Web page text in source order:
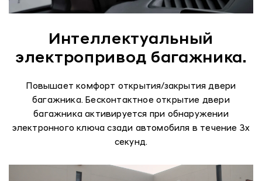
Интеллектуальный
электропривод багажника.
Повышает комфорт открытия/закрытия двери
багажника. Бесконтактное открытие двери
багажника активируется при обнаружении
электронного ключа сзади автомобиля в течение 3х
секунд.